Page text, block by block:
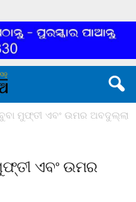
ମୁଫ୍ତୀ ଏବଂ ଉମର ଅବଦୁଲ୍ଲା
ଏବଂ ଉମର